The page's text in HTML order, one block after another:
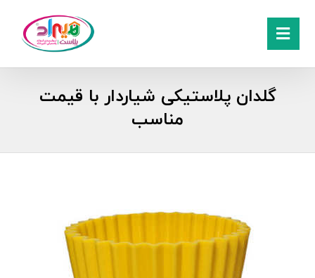
گلدان پلاستیکی شیاردار با قیمت
مناسب